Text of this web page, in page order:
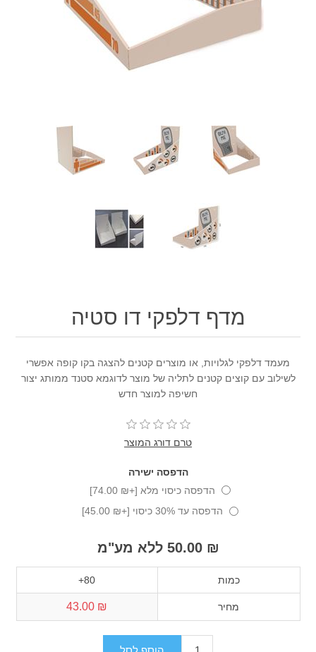
מדף דלפקי דו סטיה
מעמד דלפקי לגלויות, או מוצרים קטנים להצגה בקו קופה אפשרי
לשילוב עם קוצים קטנים לתליה של מוצר לדוגמא סטנד ממותג יצור
חשיפה למוצר חדש
טרם דורג המוצר
הדפסה ישירה
הדפסה כיסוי מלא [+₪ 74.00]
הדפסה עד 30% כיסוי [+₪ 45.00]
₪ 50.00 ללא מע"מ
כמות 80+
מחיר ₪ 43.00